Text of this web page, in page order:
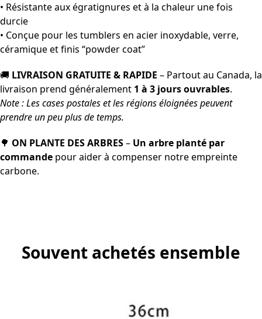
• Résistante aux égratignures et à la chaleur une fois
durcie
• Conçue pour les tumblers en acier inoxydable, verre,
céramique et finis “powder coat”
🚚 LIVRAISON GRATUITE & RAPIDE – Partout au Canada, la
livraison prend généralement 1 à 3 jours ouvrables.
Note : Les cases postales et les régions éloignées peuvent
prendre un peu plus de temps.
🌳 ON PLANTE DES ARBRES– Un arbre planté par
commande pour aider à compenser notre empreinte
carbone.
Souvent achetés ensemble